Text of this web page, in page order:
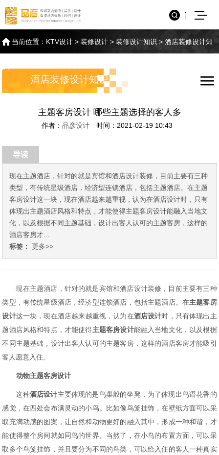
当前位置： KTV设计 >装修设计 >装修设计知识 >酒店装修设计知
酒店装修设计知识
主题客房设计 哪些主题选择的客人多
作者： 品彦设计 时间：2021-02-19 10:43
导读
现在主题酒店，针对的就是宾馆和酒店设计装修，目前主要有三种
类型，有传统星级酒店，经济型连锁酒店，包括主题酒店。在主题
客房设计这一块，现在酒店越来越重视，认为在酒店设计时，只有
体现出主题酒店风格和特点，才能使得主题客房设计能融入当地文
化，以及根据不同主题基础，设计出客人认可的主题客房，这样的
酒店客房才...
标签： 更多>>
现在主题酒店，针对的就是宾馆和酒店设计装修，目前主要有三种
类型，有传统星级酒店，经济型连锁酒店，包括主题酒店。在主题客房
设计这一块，现在酒店越来越重视，认为在酒店设计时，只有体现出主
题酒店风格和特点，才能使得主题客房设计能融入当地文化，以及根据
不同主题基础，设计出客人认可的主题客房，这样的酒店客房才能吸引
客人愿意入住。
动物主题客房设计
这种酒店设计主要体现的是鸟巢般的坐凳，为了体现出鸟语花香的
感觉，在四处会布满灵动的小鸟。比如像鸟笼挂饰，在壁纸方面可以采
取充满动感的图案，让自然和动物更好的融入其中，形成一种和谐，才
能使得整个房间就如同鸟的世界。当然了，在小鸟的布置方面，可以采
取多个鸟笼挂饰，并且要分为不同的鸟类，可以给入住的客人一种真实